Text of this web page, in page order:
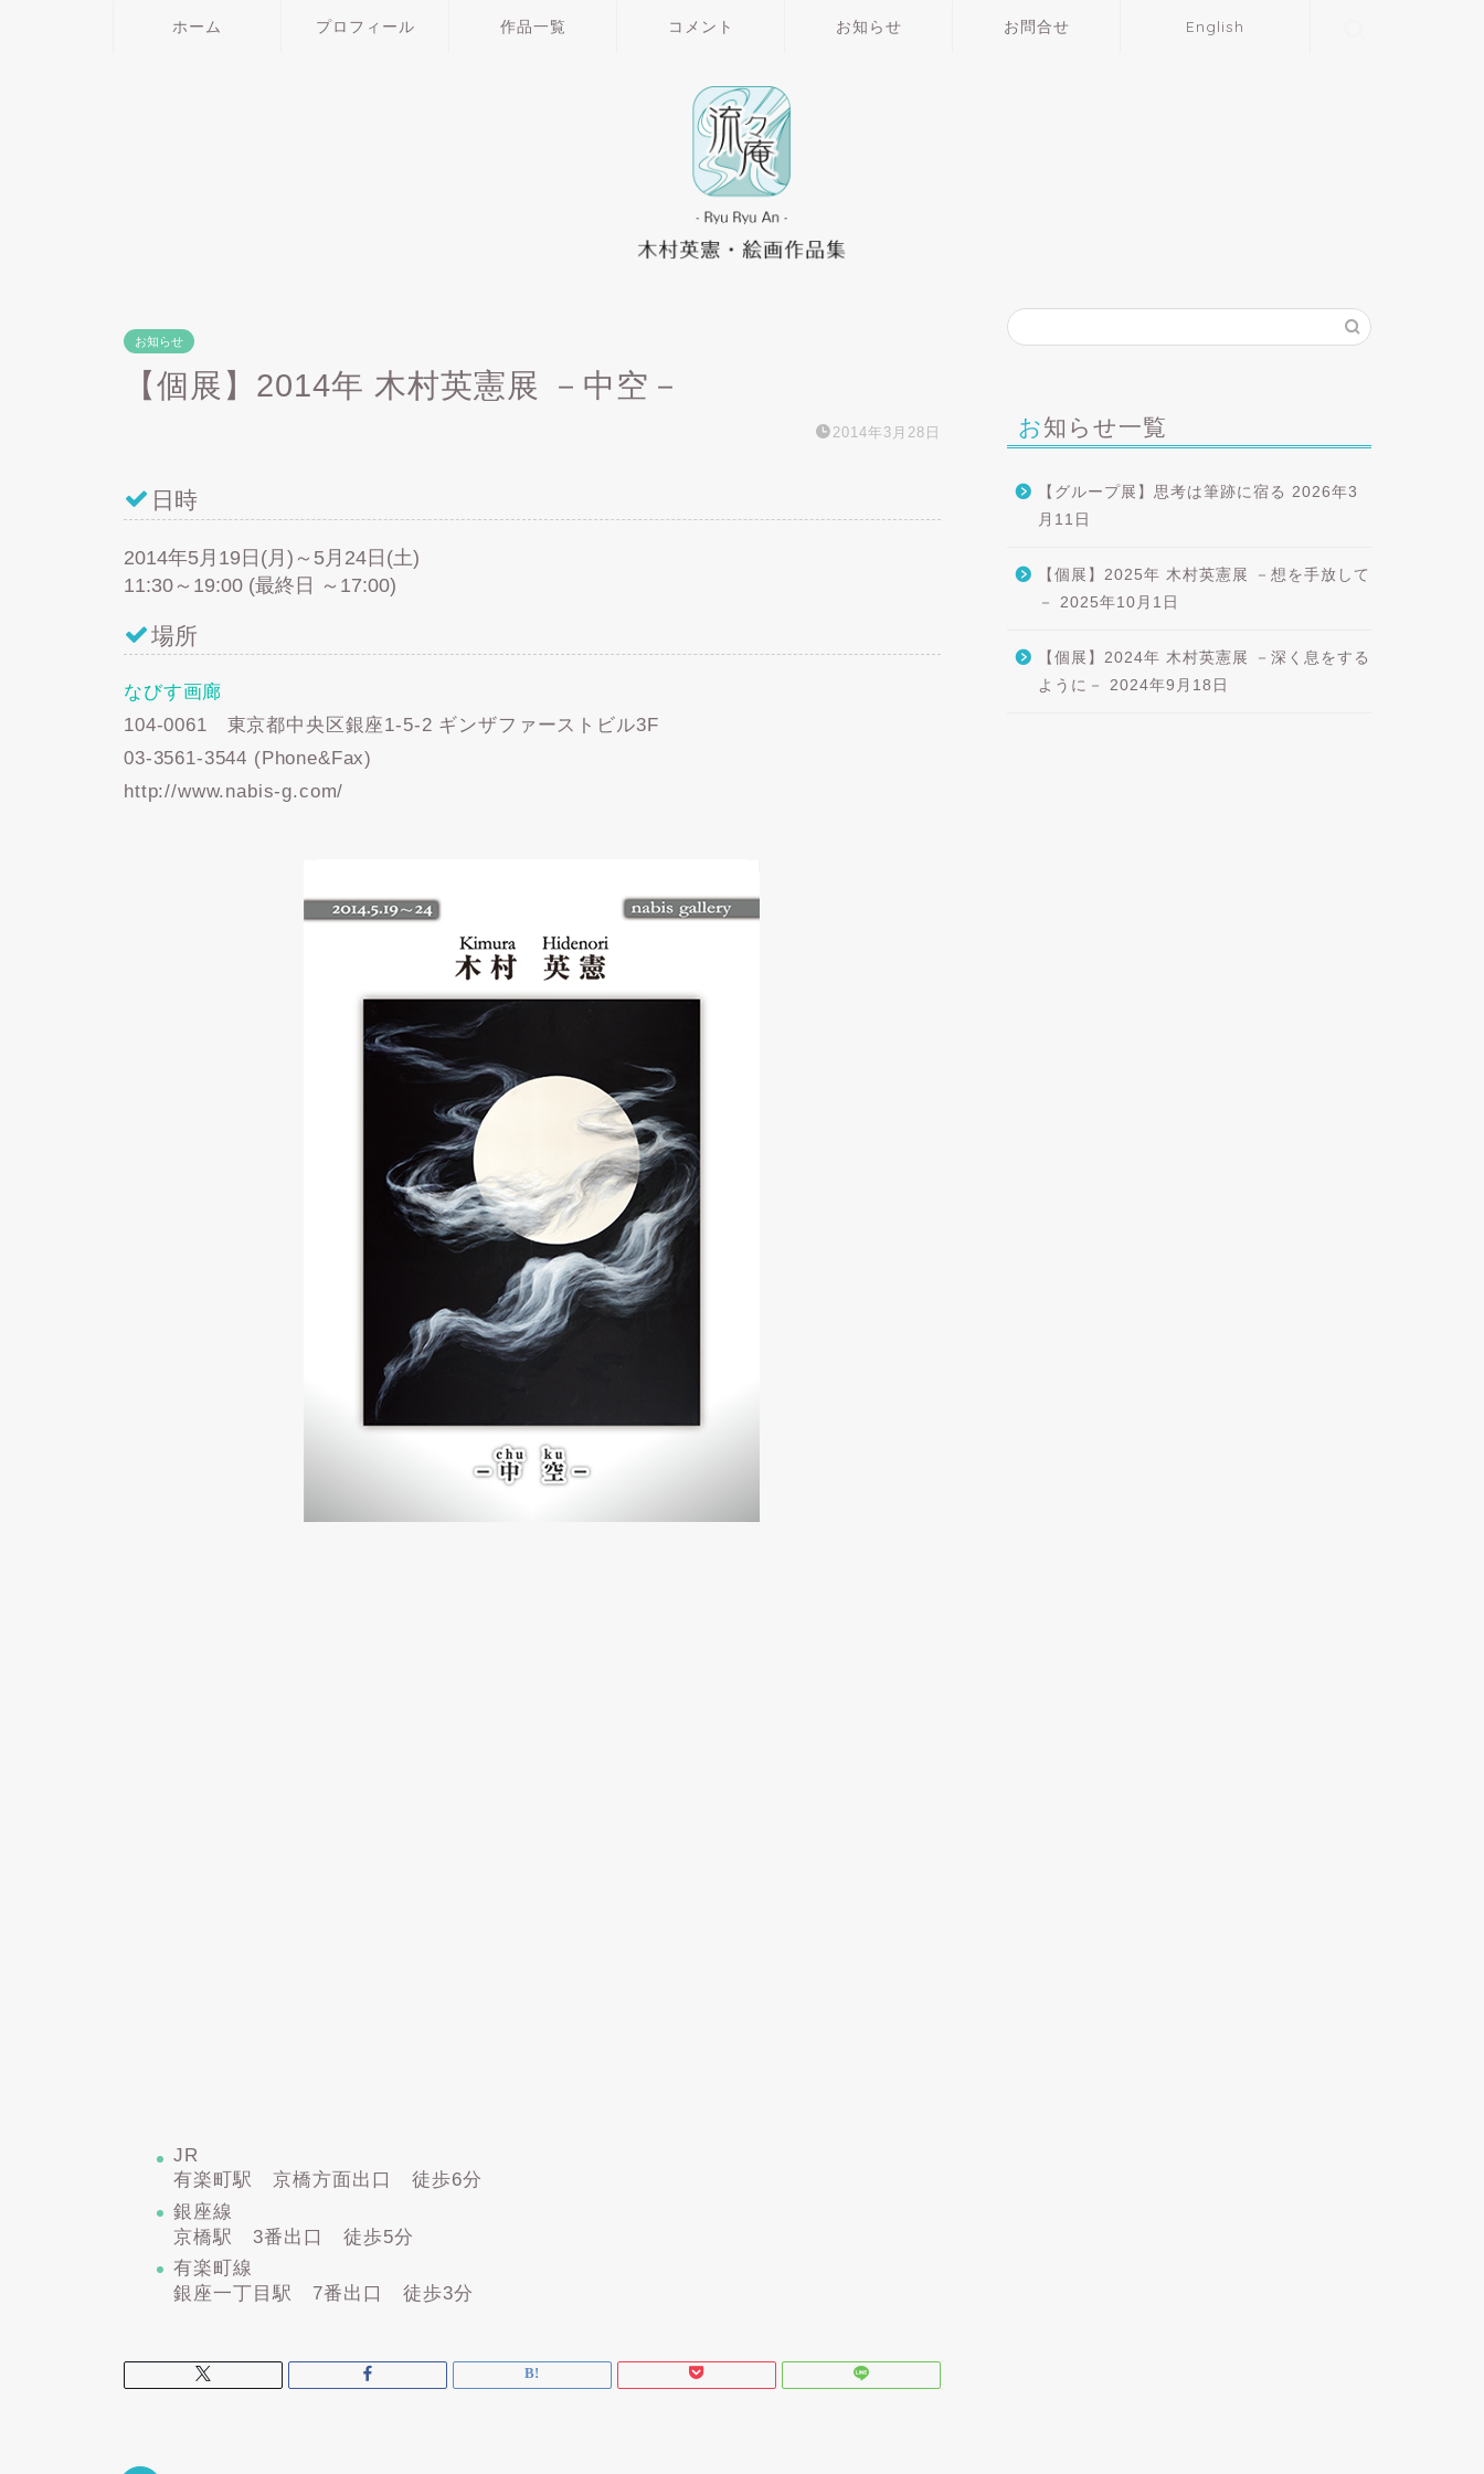
ホーム プロフィール 作品一覧 コメント お知らせ お問合せ English
お知らせ
【個展】2014年 木村英憲展 －中空－
2014年3月28日
日時
2014年5月19日(月)～5月24日(土)
11:30～19:00 (最終日 ～17:00)
場所
なびす画廊
104-0061 東京都中央区銀座1-5-2 ギンザファーストビル3F
03-3561-3544 (Phone&Fax)
http://www.nabis-g.com/
JR
有楽町駅 京橋方面出口 徒歩6分
銀座線
京橋駅 3番出口 徒歩5分
有楽町線
銀座一丁目駅 7番出口 徒歩3分
お知らせ一覧
【グループ展】思考は筆跡に宿る 2026年3
月11日
【個展】2025年 木村英憲展 －想を手放して
－
2025年10月1日
【個展】2024年 木村英憲展 －深く息をする
ように－
2024年9月18日